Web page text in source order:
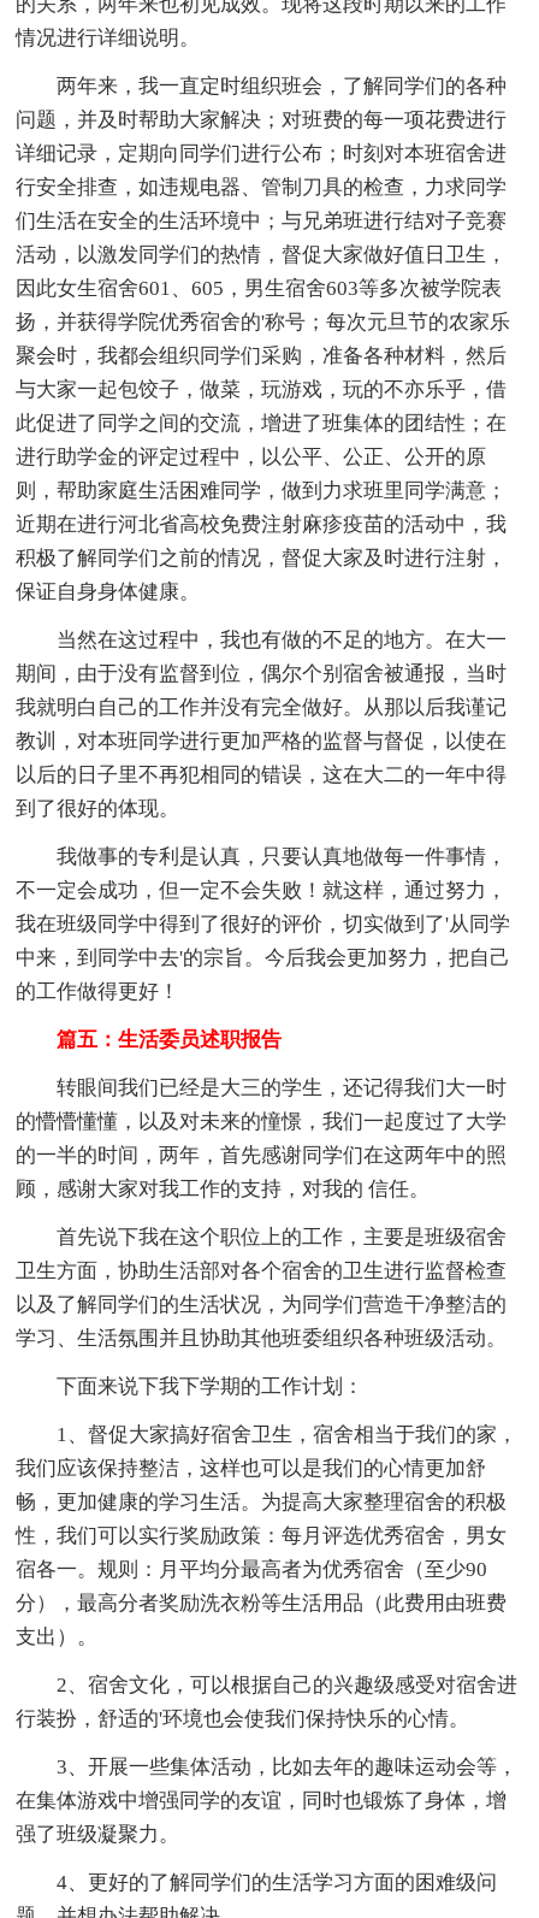
情况进行详细说明。
两年来，我一直定时组织班会，了解同学们的各种
问题，并及时帮助大家解决；对班费的每一项花费进行
详细记录，定期向同学们进行公布；时刻对本班宿舍进
行安全排查，如违规电器、管制刀具的检查，力求同学
们生活在安全的生活环境中；与兄弟班进行结对子竞赛
活动，以激发同学们的热情，督促大家做好值日卫生，
因此女生宿舍601、605，男生宿舍603等多次被学院表
扬，并获得学院优秀宿舍的'称号；每次元旦节的农家乐
聚会时，我都会组织同学们采购，准备各种材料，然后
与大家一起包饺子，做菜，玩游戏，玩的不亦乐乎，借
此促进了同学之间的交流，增进了班集体的团结性；在
进行助学金的评定过程中，以公平、公正、公开的原
则，帮助家庭生活困难同学，做到力求班里同学满意；
近期在进行河北省高校免费注射麻疹疫苗的活动中，我
积极了解同学们之前的情况，督促大家及时进行注射，
保证自身身体健康。
当然在这过程中，我也有做的不足的地方。在大一
期间，由于没有监督到位，偶尔个别宿舍被通报，当时
我就明白自己的工作并没有完全做好。从那以后我谨记
教训，对本班同学进行更加严格的监督与督促，以使在
以后的日子里不再犯相同的错误，这在大二的一年中得
到了很好的体现。
我做事的专利是认真，只要认真地做每一件事情，
不一定会成功，但一定不会失败！就这样，通过努力，
我在班级同学中得到了很好的评价，切实做到了'从同学
中来，到同学中去'的宗旨。今后我会更加努力，把自己
的工作做得更好！
篇五：生活委员述职报告
转眼间我们已经是大三的学生，还记得我们大一时
的懵懵懂懂，以及对未来的憧憬，我们一起度过了大学
的一半的时间，两年，首先感谢同学们在这两年中的照
顾，感谢大家对我工作的支持，对我的 信任。
首先说下我在这个职位上的工作，主要是班级宿舍
卫生方面，协助生活部对各个宿舍的卫生进行监督检查
以及了解同学们的生活状况，为同学们营造干净整洁的
学习、生活氛围并且协助其他班委组织各种班级活动。
下面来说下我下学期的工作计划：
1、督促大家搞好宿舍卫生，宿舍相当于我们的家，
我们应该保持整洁，这样也可以是我们的心情更加舒
畅，更加健康的学习生活。为提高大家整理宿舍的积极
性，我们可以实行奖励政策：每月评选优秀宿舍，男女
宿各一。规则：月平均分最高者为优秀宿舍（至少90
分），最高分者奖励洗衣粉等生活用品（此费用由班费
支出）。
2、宿舍文化，可以根据自己的兴趣级感受对宿舍进
行装扮，舒适的'环境也会使我们保持快乐的心情。
3、开展一些集体活动，比如去年的趣味运动会等，
在集体游戏中增强同学的友谊，同时也锻炼了身体，增
强了班级凝聚力。
4、更好的了解同学们的生活学习方面的困难级问